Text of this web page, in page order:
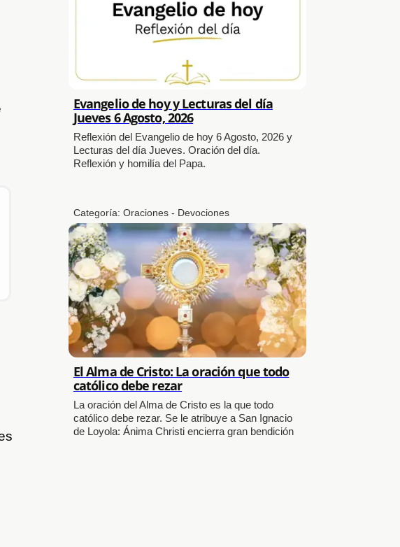
Evangelio de hoy y Lecturas del día
Jueves 6 Agosto, 2026
Reflexión del Evangelio de hoy 6 Agosto, 2026 y
Lecturas del día Jueves. Oración del día.
Reflexión y homilía del Papa.
Categoría: Oraciones - Devociones
El Alma de Cristo: La oración que todo
católico debe rezar
La oración del Alma de Cristo es la que todo
católico debe rezar. Se le atribuye a San Ignacio
de Loyola: Ánima Christi encierra gran bendición